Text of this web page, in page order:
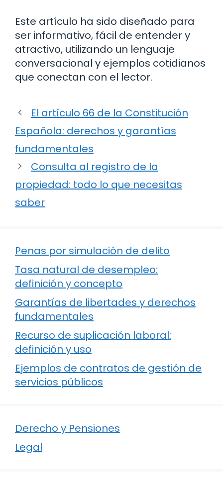
Este artículo ha sido diseñado para
ser informativo, fácil de entender y
atractivo, utilizando un lenguaje
conversacional y ejemplos cotidianos
que conectan con el lector.
El artículo 66 de la Constitución
Española: derechos y garantías
fundamentales
Consulta al registro de la
propiedad: todo lo que necesitas
saber
Penas por simulación de delito
Tasa natural de desempleo:
definición y concepto
Garantías de libertades y derechos
fundamentales
Recurso de suplicación laboral:
definición y uso
Ejemplos de contratos de gestión de
servicios públicos
Derecho y Pensiones
Legal